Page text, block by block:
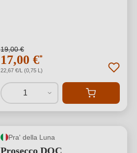
19,00 €
17,00 €*
22,67 €/L (0,75 L)
1
Pra' della Luna
Prosecco DOC